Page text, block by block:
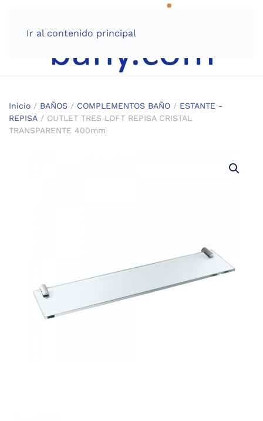
Ir al contenido principal
Inicio / BAÑOS / COMPLEMENTOS BAÑO / ESTANTE -
REPISA / OUTLET TRES LOFT REPISA CRISTAL
TRANSPARENTE 400mm